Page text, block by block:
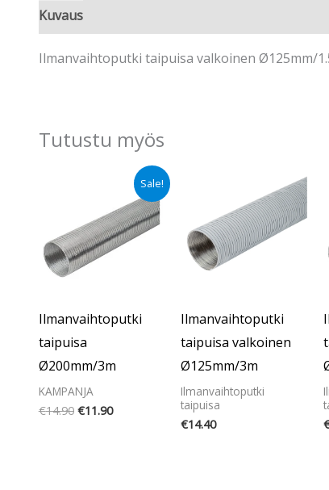
Kuvaus
Ilmanvaihtoputki taipuisa valkoinen Ø125mm/
Tutustu myös
Sale!
Ilmanvaihtoputki
taipuisa
Ø200mm/3m
KAMPANJA
€14.90
Alkuperäinen
€14.90.
€11.90
Nykyinen
hinta
on:
€11.90.
Ilmanvaihtoputki
taipuisa valkoinen
Ø125mm/3m
Ilmanvaihtoputki
taipuisa
€14.40